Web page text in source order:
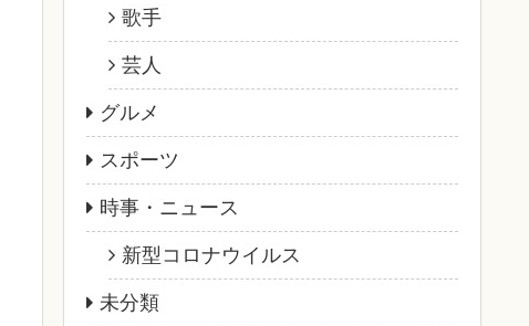
歌手
芸人
グルメ
スポーツ
時事・ニュース
新型コロナウイルス
未分類